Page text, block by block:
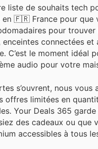
liste de souhaits tech
🇫🇷 France pour que
pour
enceintes connectées
C’est le moment idéal
audio pour votre
s’ouvrent, nous
offres limitées en
Your Deals 365
des cadeaux ou
accessibles à tous